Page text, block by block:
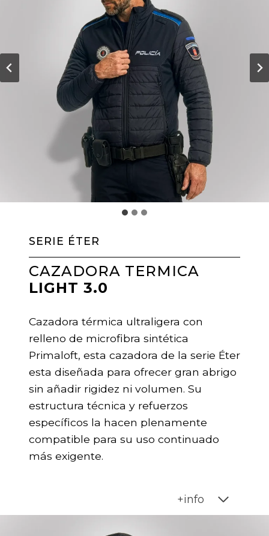
SERIE ÉTER
CAZADORA TERMICA
LIGHT 3.0
Cazadora térmica ultraligera con
relleno de microfibra sintética
Primaloft, esta cazadora de la serie Éter
esta diseñada para ofrecer gran abrigo
sin añadir rigidez ni volumen. Su
estructura técnica y refuerzos
específicos la hacen plenamente
compatible para su uso continuado
más exigente.
+info